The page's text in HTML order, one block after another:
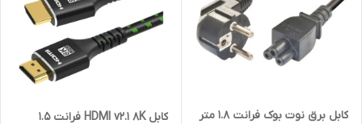
کابل برق نوت بوک فرانت 1.8 متر
کابل HDMI v2.1 8K فرانت 1.5